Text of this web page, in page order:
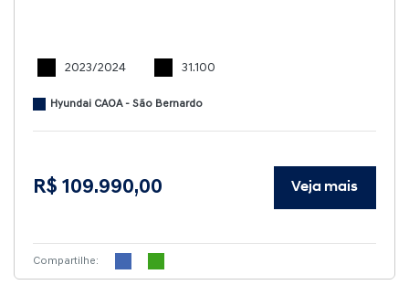
2023/2024 31.100
Hyundai CAOA - São Bernardo
R$ 109.990,00 Veja mais
Compartilhe: